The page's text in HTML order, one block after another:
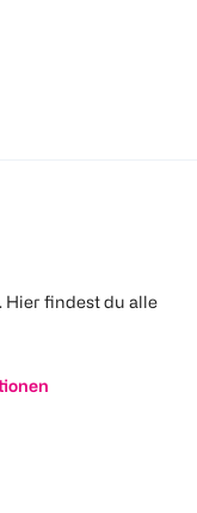
Hier findest du alle